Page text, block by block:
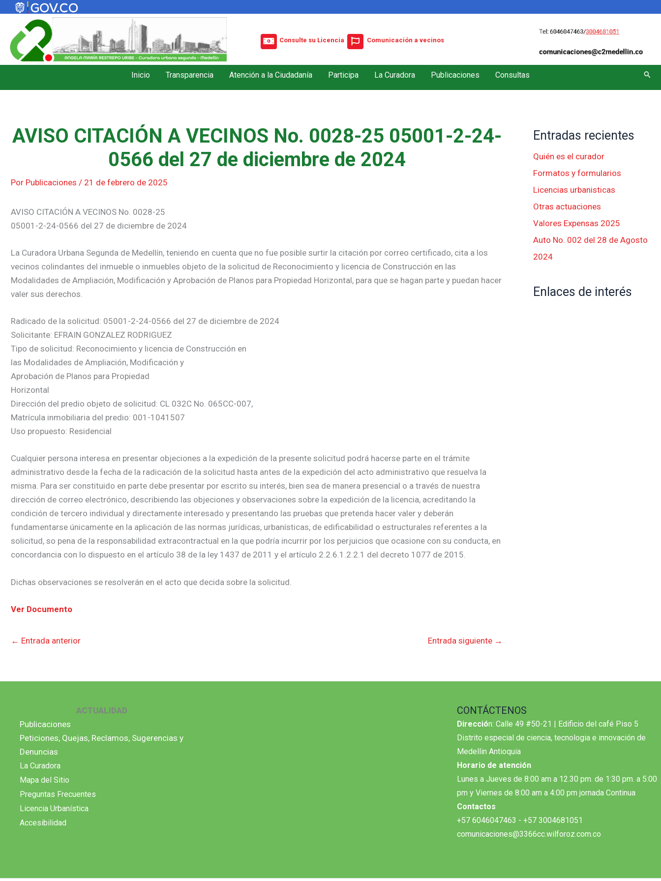
contenido
Consulte su Licencia Comunicación a vecinos
Inicio Transparencia Atención a la Ciudadanía Participa La Curadora Publicaciones Consultas
AVISO CITACIÓN A VECINOS No. 0028-25 05001-2-24-
0566 del 27 de diciembre de 2024
Por Publicaciones / 21 de febrero de 2025
AVISO CITACIÓN A VECINOS No. 0028-25
05001-2-24-0566 del 27 de diciembre de 2024
La Curadora Urbana Segunda de Medellín, teniendo en cuenta que no fue posible surtir la citación por correo certificado, cita a los
vecinos colindantes del inmueble o inmuebles objeto de la solicitud de Reconocimiento y licencia de Construcción en las
Modalidades de Ampliación, Modificación y Aprobación de Planos para Propiedad Horizontal, para que se hagan parte y puedan hacer
valer sus derechos.
Radicado de la solicitud: 05001-2-24-0566 del 27 de diciembre de 2024
Solicitante: EFRAIN GONZALEZ RODRIGUEZ
Tipo de solicitud: Reconocimiento y licencia de Construcción en
las Modalidades de Ampliación, Modificación y
Aprobación de Planos para Propiedad
Horizontal
Dirección del predio objeto de solicitud: CL 032C No. 065CC-007,
Matrícula inmobiliaria del predio: 001-1041507
Uso propuesto: Residencial
Cualquier persona interesa en presentar objeciones a la expedición de la presente solicitud podrá hacerse parte en el trámite
administrativo desde la fecha de la radicación de la solicitud hasta antes de la expedición del acto administrativo que resuelva la
misma. Para ser constituido en parte debe presentar por escrito su interés, bien sea de manera presencial o a través de nuestra
dirección de correo electrónico, describiendo las objeciones y observaciones sobre la expedición de la licencia, acreditando la
condición de tercero individual y directamente interesado y presentando las pruebas que pretenda hacer valer y deberán
fundamentarse únicamente en la aplicación de las normas jurídicas, urbanísticas, de edificabilidad o estructurales referentes a la
solicitud, so pena de la responsabilidad extracontractual en la que podría incurrir por los perjuicios que ocasione con su conducta, en
concordancia con lo dispuesto en el artículo 38 de la ley 1437 de 2011 y el artículo 2.2.6.1.2.2.1 del decreto 1077 de 2015.
Dichas observaciones se resolverán en el acto que decida sobre la solicitud.
Ver Documento
← Entrada anterior Entrada siguiente →
Entradas recientes
Quién es el curador
Formatos y formularios
Licencias urbanisticas
Otras actuaciones
Valores Expensas 2025
Auto No. 002 del 28 de Agosto
2024
Enlaces de interés
ACTUALIDAD
Publicaciones
Peticiones, Quejas, Reclamos, Sugerencias y
Denuncias
La Curadora
Mapa del Sitio
Preguntas Frecuentes
Licencia Urbanística
Accesibilidad
CONTÁCTENOS
Dirección: Calle 49 #50-21 | Edificio del café Piso 5
Distrito especial de ciencia, tecnologia e innovación de
Medellin Antioquia
Horario de atención
Lunes a Jueves de 8:00 am a 12.30 pm. de 1:30 pm. a 5:00
pm y Viernes de 8:00 am a 4:00 pm jornada Continua
Contactos
+57 6046047463 - +57 3004681051
comunicaciones@3366cc.wilforoz.com.co